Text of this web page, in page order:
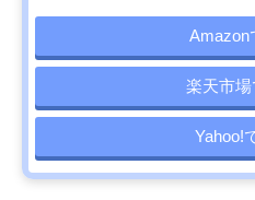
Amazon
楽天市場
Yahoo!